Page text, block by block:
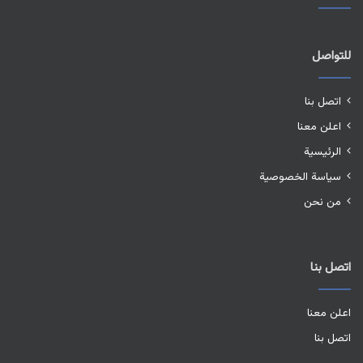
للتواصل
اتصل بنا
اعلن معنا
الرئيسية
سياسة الخصوصية
من نحن
اتصل بنا
اعلن معنا
اتصل بنا